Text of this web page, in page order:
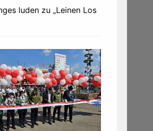
luden zu „Leinen Los